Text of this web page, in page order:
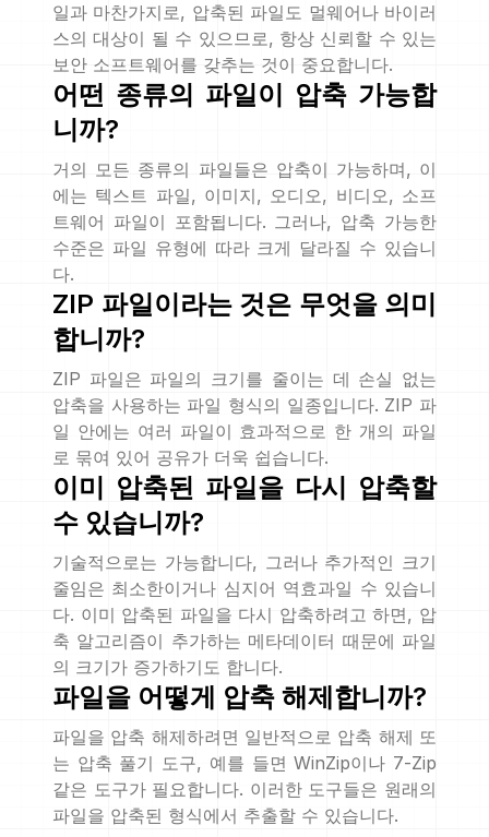
일과 마찬가지로, 압축된 파일도 멀웨어나 바이러
스의 대상이 될 수 있으므로, 항상 신뢰할 수 있는
보안 소프트웨어를 갖추는 것이 중요합니다.
어떤 종류의 파일이 압축 가능합
니까?
거의 모든 종류의 파일들은 압축이 가능하며, 이
에는 텍스트 파일, 이미지, 오디오, 비디오, 소프
트웨어 파일이 포함됩니다. 그러나, 압축 가능한
수준은 파일 유형에 따라 크게 달라질 수 있습니
다.
ZIP 파일이라는 것은 무엇을 의미
합니까?
ZIP 파일은 파일의 크기를 줄이는 데 손실 없는
압축을 사용하는 파일 형식의 일종입니다. ZIP 파
일 안에는 여러 파일이 효과적으로 한 개의 파일
로 묶여 있어 공유가 더욱 쉽습니다.
이미 압축된 파일을 다시 압축할
수 있습니까?
기술적으로는 가능합니다, 그러나 추가적인 크기
줄임은 최소한이거나 심지어 역효과일 수 있습니
다. 이미 압축된 파일을 다시 압축하려고 하면, 압
축 알고리즘이 추가하는 메타데이터 때문에 파일
의 크기가 증가하기도 합니다.
파일을 어떻게 압축 해제합니까?
파일을 압축 해제하려면 일반적으로 압축 해제 또
는 압축 풀기 도구, 예를 들면 WinZip이나 7-Zip
같은 도구가 필요합니다. 이러한 도구들은 원래의
파일을 압축된 형식에서 추출할 수 있습니다.